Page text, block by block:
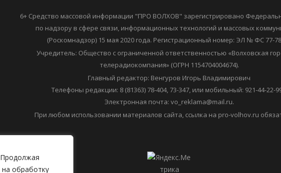
на обработку
6+ Средство массовой информации "ПРО ВОЛХОВ" зарегистрировано
по надзору в сфере связи, информационных технологий и массовых
(Роскомнадзор) 15 мая 2020 года. Регистрационный номер: ЭЛ № ФС 77-
Учредитель: Общество с ограниченной ответственностью «Волховская
телерадиокомпания» (ОГРН 1154704004674).
Главный редактор: Венгуров Игорь Владимирович
Телефоны редакции: 8 (81363) 78-404, 73-347, или мобильный: 921-44-22-
Электронная почта: vo_reklama@mail.ru.
При любом использовании материалов сайта, ссылка на pro-volhov.ru